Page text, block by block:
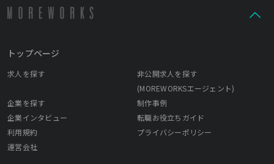
トップページ
求人を探す
非公開求人を探す
(MOREWORKSエージェント)
企業を探す
制作事例
企業インタビュー
転職お役立ちガイド
利用規約
プライバシーポリシー
運営会社